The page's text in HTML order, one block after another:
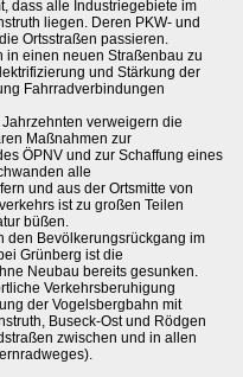
dass alle Industriegebiete im
liegen. Deren PKW- und
Ortsstraßen passieren.
in einen neuen Straßenbau zu
und Stärkung der
Fahrradverbindungen
verweigern die
Maßnahmen zur
ÖPNV und zur Schaffung eines
alle
und aus der Ortsmitte von
ist zu großen Teilen
büßen.
den Bevölkerungsrückgang im
Grünberg ist die
Neubau bereits gesunken.
Verkehrsberuhigung
der Vogelsbergbahn mit
Buseck-Ost und Rödgen
zwischen und in allen